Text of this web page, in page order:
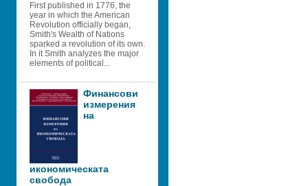
First published in 1776, the
year in which the American
Revolution officially began,
Smith's Wealth of Nations
sparked a revolution of its own.
In it Smith analyzes the major
elements of political...
Финансови
измерения
на
икономическата
свобода